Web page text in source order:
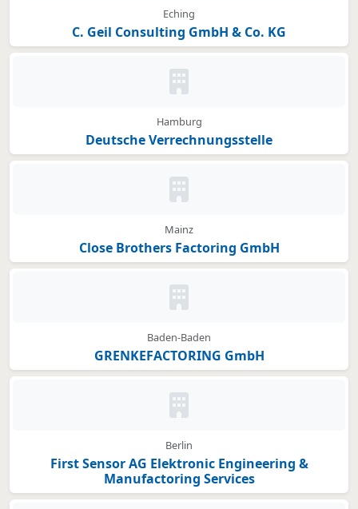
Eching
C. Geil Consulting GmbH & Co. KG
Kein Bild oder Logo hinterlegt
Hamburg
Deutsche Verrechnungsstelle
Kein Bild oder Logo hinterlegt
Mainz
Close Brothers Factoring GmbH
Kein Bild oder Logo hinterlegt
Baden-Baden
GRENKEFACTORING GmbH
Kein Bild oder Logo hinterlegt
Berlin
First Sensor AG Elektronic Engineering &
Manufactoring Services